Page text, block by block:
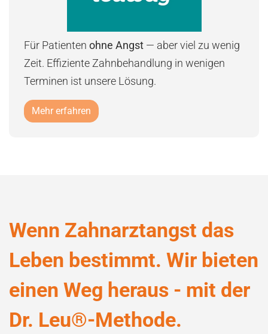
Für Patienten ohne Angst — aber viel zu wenig
Zeit. Effiziente Zahnbehandlung in wenigen
Terminen ist unsere Lösung.
Mehr erfahren
Wenn Zahnarztangst das
Leben bestimmt. Wir bieten
einen Weg heraus - mit der
Dr. Leu®-Methode.